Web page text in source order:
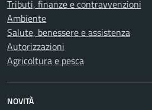
Tributi, finanze e contravvenzioni
Ambiente
Salute, benessere e assistenza
Autorizzazioni
Agricoltura e pesca
NOVITÀ